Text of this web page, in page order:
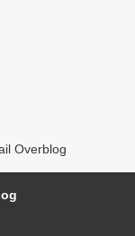
Overblog